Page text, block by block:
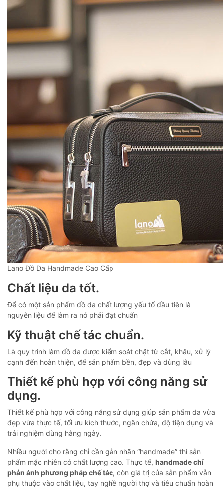
Lano Đồ Da Handmade Cao Cấp
Chất liệu da tốt.
Để có một sản phẩm đồ da chất lượng yếu tố đầu tiên là
nguyên liệu để làm ra nó phải đạt chuẩn
Kỹ thuật chế tác chuẩn.
Là quy trình làm đồ da được kiểm soát chặt từ cắt, khâu, xử lý
cạnh đến hoàn thiện, để sản phẩm bền, đẹp và dùng lâu
Thiết kế phù hợp với công năng sử
dụng.
Thiết kế phù hợp với công năng sử dụng giúp sản phẩm da vừa
đẹp vừa thực tế, tối ưu kích thước, ngăn chứa, độ tiện dụng và
trải nghiệm dùng hằng ngày.
Nhiều người cho rằng chỉ cần gắn nhãn “handmade” thì sản
phẩm mặc nhiên có chất lượng cao. Thực tế, handmade chỉ
phản ánh phương pháp chế tác, còn giá trị của sản phẩm vẫn
phụ thuộc vào chất liệu, tay nghề người thợ và tiêu chuẩn hoàn